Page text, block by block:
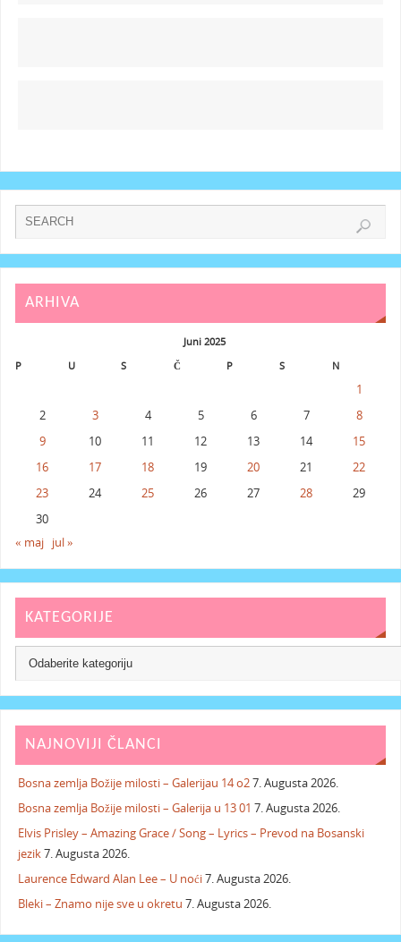
ARHIVA
Juni 2025
P
U S Č P S N
1
2
3 4 5 6 7
8
9
10 11 12 13 14
15
16
17 18 19 20 21
22
23
24 25 26 27 28
29
30
« maj jul »
KATEGORIJE
NAJNOVIJI ČLANCI
Bosna zemlja Božije milosti – Galerijau 14 o27. Augusta 2026.
Bosna zemlja Božije milosti – Galerija u 13 01 7. Augusta 2026.
Elvis Prisley – Amazing Grace / Song – Lyrics – Prevod na Bosanski
jezik7. Augusta 2026.
Laurence Edward Alan Lee – U noći7. Augusta 2026.
Bleki – Znamo nije sve u okretu 7. Augusta 2026.